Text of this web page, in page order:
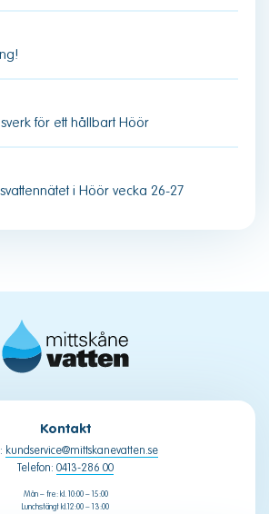
för ett hållbart Höör
i Höör vecka 26-27
Kontakt
kundservice@mittskanevatten.se
Telefon: 0413-286 00
Mån – fre: kl. 10:00 – 15:00
Lunchstängt kl.12:00 – 13:00